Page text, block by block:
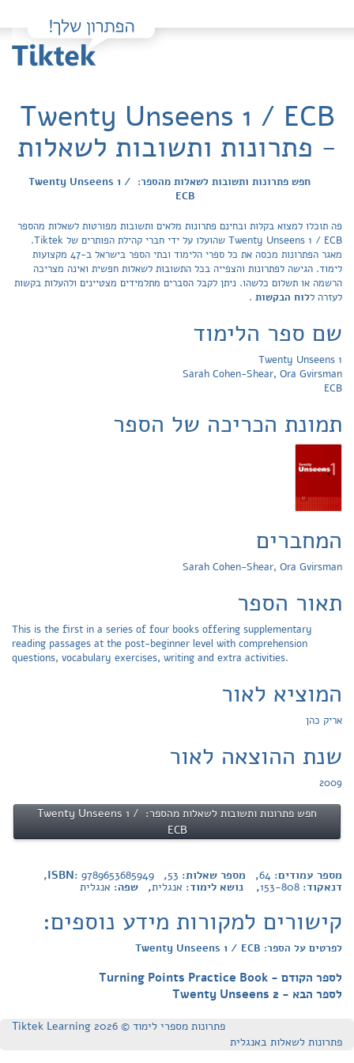
Twenty Unseens 1 / ECB
- פתרונות ותשובות לשאלות
חפש פתרונות ותשובות לשאלות מהספר: Twenty Unseens 1 /
ECB
פה תוכלו למצוא בקלות ובחינם פתרונות מלאים ותשובות מפורטות לשאלות מהספר
Twenty Unseens 1 / ECB שהועלו על ידי חברי קהילת הפותרים של Tiktek.
מאגר הפתרונות מכסה את כל ספרי הלימוד ובתי הספר בישראל ב-47 מקצועות
לימוד. הגישה לפתרונות והצפייה בכל התשובות לשאלות חפשית ואינה מצריכה
הרשמה או תשלום כלשהו. ניתן לקבל הסברים מתלמידים מצטיינים ולהעלות בקשות
לעזרה ללוח הבקשות .
שם ספר הלימוד
Twenty Unseens 1
Sarah Cohen-Shear, Ora Gvirsman
ECB
תמונת הכריכה של הספר
המחברים
Sarah Cohen-Shear, Ora Gvirsman
תאור הספר
This is the first in a series of four books offering supplementary
reading passages at the post-beginner level with comprehension
questions, vocabulary exercises, writing and extra activities.
המוציא לאור
אריק כהן
שנת ההוצאה לאור
2009
חפש פתרונות ותשובות לשאלות מהספר: Twenty Unseens 1 /
ECB
מספר עמודים: 64, מספר שאלות: 53
, ISBN:
9789653685949
,
דנאקוד: 153-808, נושא לימוד: אנגלית, שפה: אנגלית
קישורים למקורות מידע נוספים:
לפרטים על הספר: Twenty Unseens 1 / ECB
לספר הקודם - Turning Points Practice Book
לספר הבא - Twenty Unseens 2
פתרונות מספרי לימוד © Tiktek Learning 2026
פתרונות לשאלות באנגלית